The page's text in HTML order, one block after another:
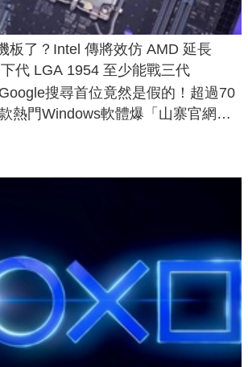
板了？Intel 傳將效仿 AMD 延長
代 LGA 1954 至少能戰三代
Google搜尋首位竟然是假的！超過70
熱門Windows軟體爆「山寨官網」